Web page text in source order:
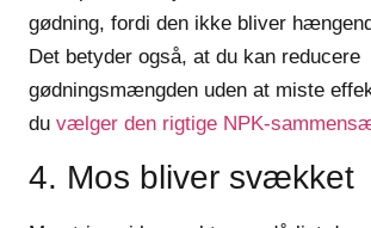
gødning, fordi den ikke bliver
Det betyder også, at du kan reducere
gødningsmængden uden at miste
du vælger den rigtige NPK-
4. Mos bliver svækket